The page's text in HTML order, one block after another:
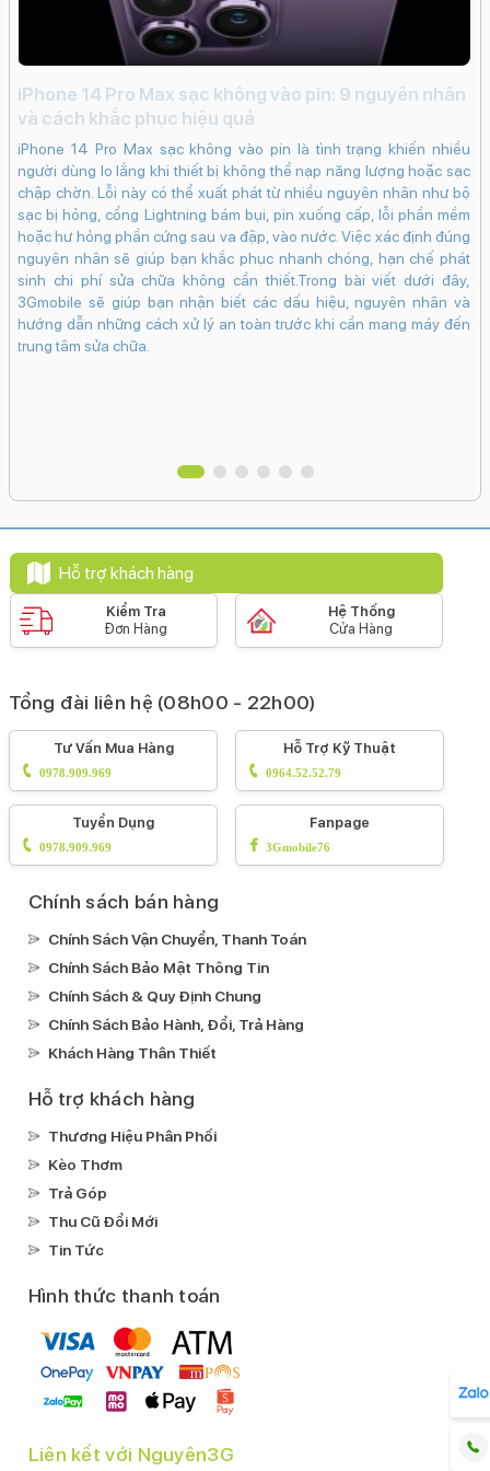
Tính năng camera trước:
Tự động lấy nét (AF)
Smart HDR 4
Quay video HD
Quay video Full HD
Quay video 4K
Nhận diện khuôn mặt
Công nghệ màn hình:
OLED
Độ phân giải màn hình:
Full HD+ (1080 x 2340 Pixels)
Màn hình rộng:
Kính cường lực Ceramic Shield
Pin & Sạc
Dung lượng pin:
2438 mAh
Loại pin:
Li-Ion
20 W
Công nghệ pin:
Tiết kiệm pin
Sạc pin nhanh
Sạc không dây MagSafe
Sạc không dây
Tiện ích
Bảo mật nâng cao:
Mở khoá khuôn mặt Face ID
H.264(MPEG4-AVC)
MP3
FLAC
Hỗ trợ 5G
1 Nano SIM & 1 eSIM
Wifi:
Wi-Fi MIMO
Wi-Fi 802.11 a/b/g/n/ac/ax
iPhone 14 Pro Max sạc không vào pin: 9 nguyên nhân
và cách khắc phục hiệu quả
iPhone 14 Pro Max sạc không vào pin là tình trạng khiến nhiều
người dùng lo lắng khi thiết bị không thể nạp năng lượng hoặc sạc
chập chờn. Lỗi này có thể xuất phát từ nhiều nguyên nhân như bộ
sạc bị hỏng, cổng Lightning bám bụi, pin xuống cấp, lỗi phần mềm
hoặc hư hỏng phần cứng sau va đập, vào nước. Việc xác định đúng
nguyên nhân sẽ giúp bạn khắc phục nhanh chóng, hạn chế phát
sinh chi phí sửa chữa không cần thiết.Trong bài viết dưới đây,
3Gmobile sẽ giúp bạn nhận biết các dấu hiệu, nguyên nhân và
hướng dẫn những cách xử lý an toàn trước khi cần mang máy đến
trung tâm sửa chữa.
Hỗ trợ khách hàng
Kiểm Tra
Đơn Hàng
Hệ Thống
Cửa Hàng
Tổng đài liên hệ (08h00 - 22h00)
Tư Vấn Mua Hàng
0978.909.969
Hỗ Trợ Kỹ Thuật
0964.52.52.79
Tuyển Dụng
0978.909.969
Fanpage
3Gmobile76
Chính sách bán hàng
Chính Sách Vận Chuyển, Thanh Toán
Chính Sách Bảo Mật Thông Tin
Chính Sách & Quy Định Chung
Chính Sách Bảo Hành, Đổi, Trả Hàng
Khách Hàng Thân Thiết
Hỗ trợ khách hàng
Thương Hiệu Phân Phối
Kèo Thơm
Trả Góp
Thu Cũ Đổi Mới
Tin Tức
Hình thức thanh toán
Liên kết với Nguyên3G